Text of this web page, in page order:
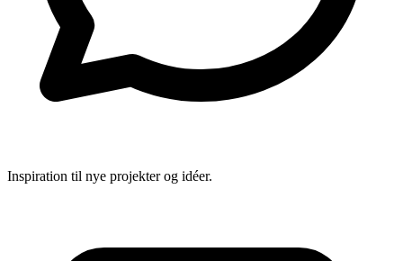
Inspiration til nye projekter og idéer.